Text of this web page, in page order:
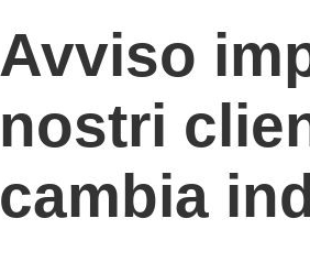
Avviso
nostri
cambia